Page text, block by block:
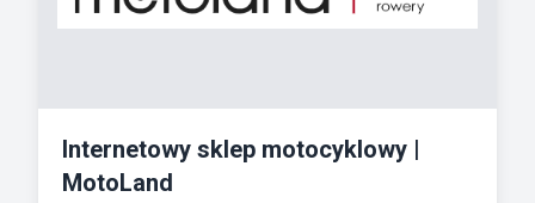
Internetowy sklep motocyklowy |
MotoLand